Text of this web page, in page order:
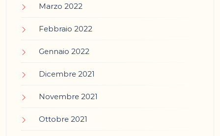
Marzo 2022
Febbraio 2022
Gennaio 2022
Dicembre 2021
Novembre 2021
Ottobre 2021